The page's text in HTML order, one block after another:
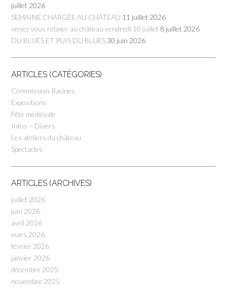
juillet 2026
SEMAINE CHARGÉE AU CHÂTEAU 11 juillet 2026
venez vous relaxer au château vendredi 10 juillet 8 juillet 2026
DU BLUES ET PUIS DU BLUES30 juin 2026
ARTICLES (CATÉGORIES)
Commission Racines
Expositions
Fête médiévale
Infos – Divers
Les ateliers du château
Spectacles
ARTICLES (ARCHIVES)
juillet 2026
juin 2026
avril 2026
mars 2026
février 2026
janvier 2026
décembre 2025
novembre 2025